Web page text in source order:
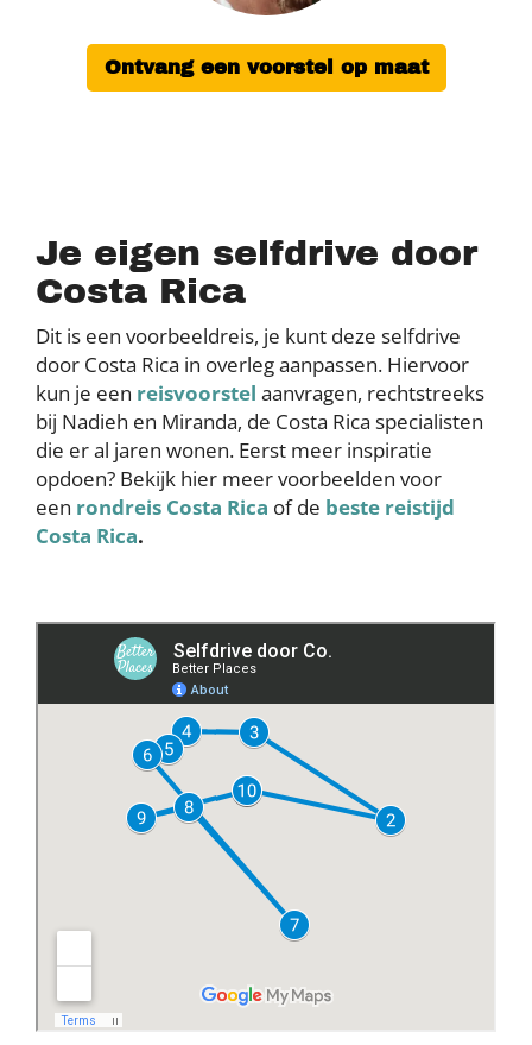
Ontvang een voorstel op maat
Je eigen selfdrive door
Costa Rica
Dit is een voorbeeldreis, je kunt deze selfdrive
door Costa Rica in overleg aanpassen. Hiervoor
kun je een reisvoorstel aanvragen, rechtstreeks
bij Nadieh en Miranda, de Costa Rica specialisten
die er al jaren wonen. Eerst meer inspiratie
opdoen? Bekijk hier meer voorbeelden voor
een rondreis Costa Rica of de beste reistijd
Costa Rica.